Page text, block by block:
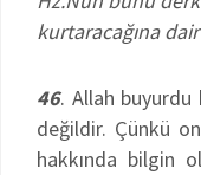
kurtaracağına
46. Allah buyurdu
değildir. Çünkü
hakkında bilgin